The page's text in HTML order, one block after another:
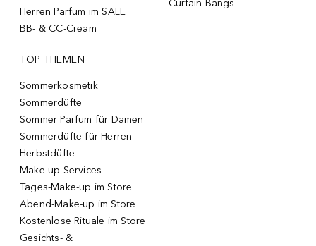
Herren Parfum im SALE
BB- & CC-Cream
Curtain Bangs
TOP THEMEN
Sommerkosmetik
Sommerdüfte
Sommer Parfum für Damen
Sommerdüfte für Herren
Herbstdüfte
Make-up-Services
Tages-Make-up im Store
Abend-Make-up im Store
Kostenlose Rituale im Store
Gesichts- &